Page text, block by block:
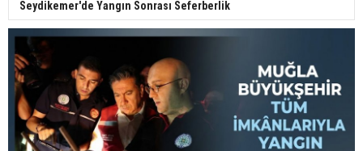
Seydikemer'de Yangın Sonrası Seferberlik